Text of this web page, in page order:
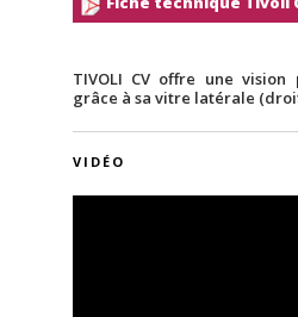
TIVOLI CV offre une
grâce à sa vitre latérale
VIDÉO